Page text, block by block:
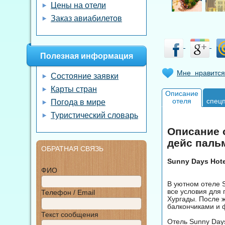
Мне
Описание
отеля
Описание
дейс
Sunny Days
В уютном отеле
все условия для
Хургады. После
балкончиками и
Отель Sunny
Цены на отели
Заказ авиабилетов
Полезная информация
Состояние заявки
Карты стран
Погода в мире
Туристический словарь
ОБРАТНАЯ СВЯЗЬ
ФИО
Телефон / Email
Текст сообщения